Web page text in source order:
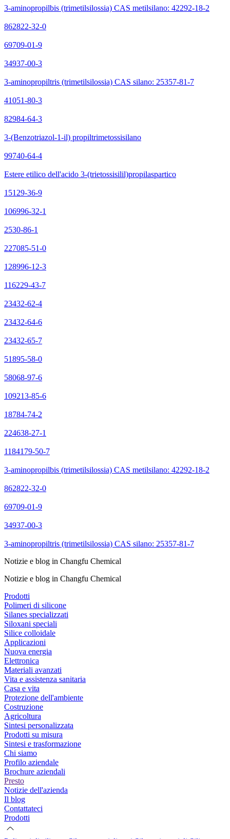
3-aminopropilbis (trimetilsilossia) CAS metilsilano: 42292-18-2
862822-32-0
69709-01-9
34937-00-3
3-aminopropiltris (trimetilsilossia) CAS silano: 25357-81-7
41051-80-3
82984-64-3
3-(Benzotriazol-1-il) propiltrimetossisilano
99740-64-4
Estere etilico dell'acido 3-(trietossisilil)propilaspartico
15129-36-9
106996-32-1
2530-86-1
227085-51-0
128996-12-3
116229-43-7
23432-62-4
23432-64-6
23432-65-7
51895-58-0
58068-97-6
109213-85-6
18784-74-2
224638-27-1
1184179-50-7
3-aminopropilbis (trimetilsilossia) CAS metilsilano: 42292-18-2
862822-32-0
69709-01-9
34937-00-3
3-aminopropiltris (trimetilsilossia) CAS silano: 25357-81-7
Notizie e blog in Changfu Chemical
Notizie e blog in Changfu Chemical
Prodotti
Polimeri di silicone
Silanes specializzati
Siloxani speciali
Silice colloidale
Applicazioni
Nuova energia
Elettronica
Materiali avanzati
Vita e assistenza sanitaria
Casa e vita
Protezione dell'ambiente
Costruzione
Agricoltura
Sintesi personalizzata
Prodotti su misura
Sintesi e trasformazione
Chi siamo
Profilo aziendale
Brochure aziendali
Presto
Notizie dell'azienda
Il blog
Contattateci
Prodotti